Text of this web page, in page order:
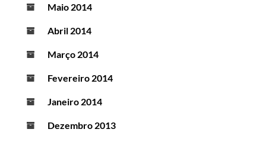
Maio 2014
Abril 2014
Março 2014
Fevereiro 2014
Janeiro 2014
Dezembro 2013